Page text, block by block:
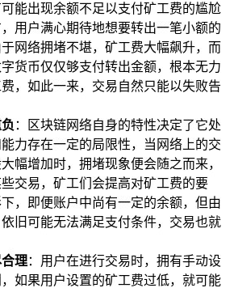
能出现余额不足以支付矿工费的尴尬
用户满心期待地想要转出一笔小额的
网络拥堵不堪，矿工费大幅飙升，而
货币仅仅够支付转出金额，根本无力
，如此一来，交易自然只能以失败告
：区块链网络自身的特性决定了它处
力存在一定的局限性，当网络上的交
幅增加时，拥堵现象便会随之而来，
交易，矿工们会提高对矿工费的要
，即便账户中尚有一定的余额，但由
旧可能无法满足支付条件，交易也就
理：用户在进行交易时，拥有手动设
如果用户设置的矿工费过低，就可能